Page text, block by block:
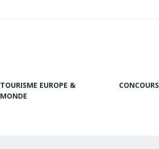
TOURISME EUROPE &
MONDE
CONCOURS